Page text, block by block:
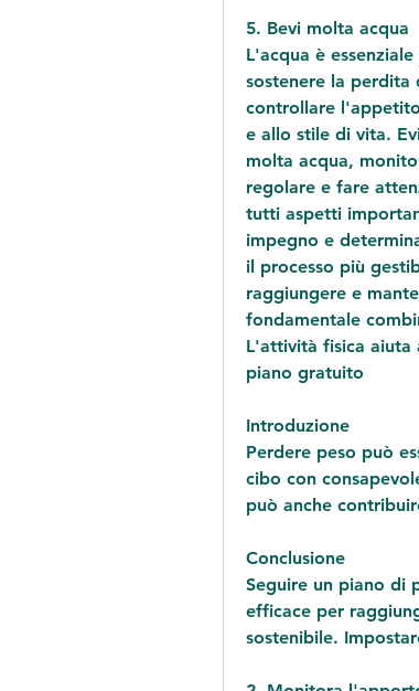
5. Bevi molta acqua
L'acqua è
sostenere la perdita
controllare
e allo stile di vita.
molta acqua,
regolare e fare
tutti aspetti
impegno e
il processo più
raggiungere e
fondamentale
L'attività fisica aiuta
piano gratuito
Introduzione
Perdere peso può
cibo con
può anche
Conclusione
Seguire un piano di
efficace per
sostenibile.